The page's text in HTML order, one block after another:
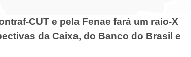
CUT e pela Fenae fará um raio-X
da Caixa, do Banco do Brasil e